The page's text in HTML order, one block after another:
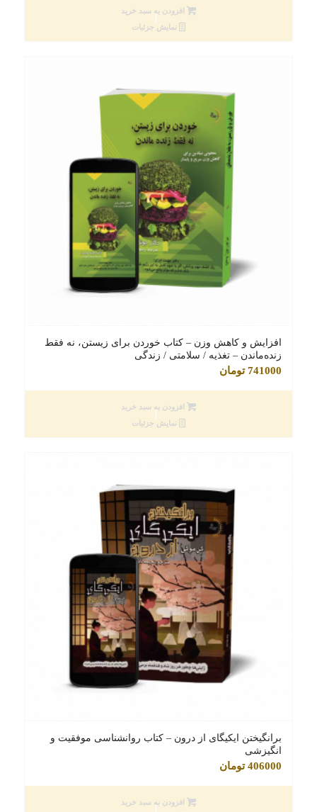
افزودن به سبد خرید
نمایش جزئیات
افزایش و کاهش وزن – کتاب خوردن برای زیستن، نه فقط
زنده‌ماندن – تغذیه / سلامتی / زندگی
741000 تومان
افزودن به سبد خرید
نمایش جزئیات
برانگیختن ایکیگای از درون – کتاب روانشناسی موفقیت و
انگیزشی
406000 تومان
افزودن به سبد خرید